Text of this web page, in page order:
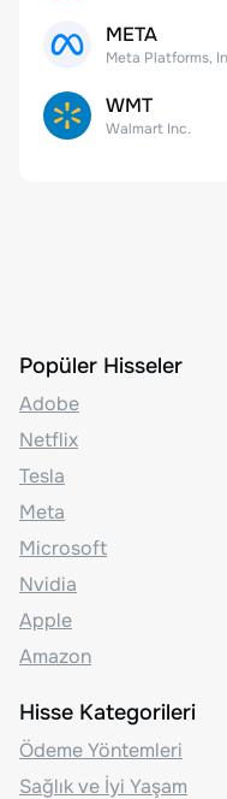
META
WMT
Walmart Inc.
Popüler Hisseler
Adobe
Netflix
Tesla
Meta
Microsoft
Nvidia
Apple
Amazon
Hisse Kategorileri
Ödeme Yöntemleri
Sağlık ve İyi Yaşam